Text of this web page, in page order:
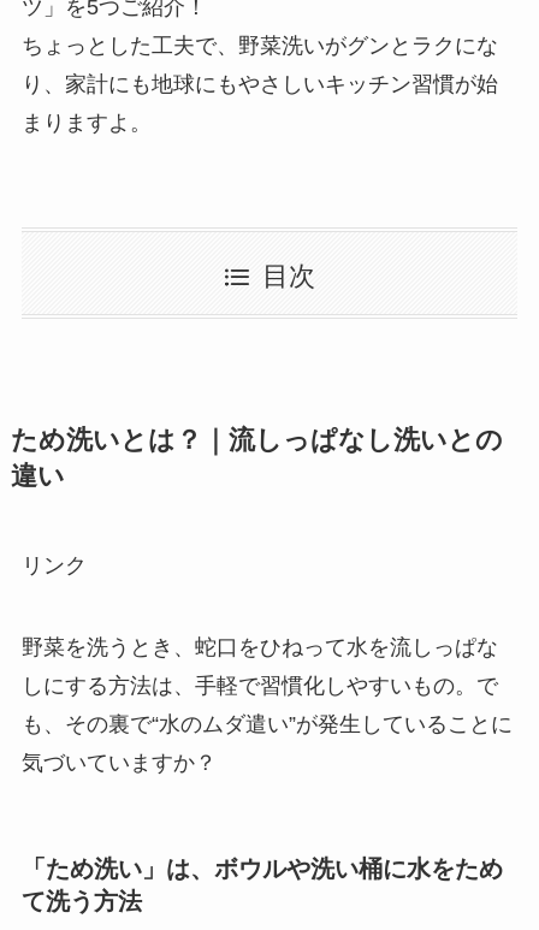
ツ」を5つご紹介！
ちょっとした工夫で、野菜洗いがグンとラクにな
り、家計にも地球にもやさしいキッチン習慣が始
まりますよ。
目次
ため洗いとは？｜流しっぱなし洗いとの
違い
リンク
野菜を洗うとき、蛇口をひねって水を流しっぱな
しにする方法は、手軽で習慣化しやすいもの。で
も、その裏で“水のムダ遣い”が発生していることに
気づいていますか？
「ため洗い」は、ボウルや洗い桶に水をため
て洗う方法